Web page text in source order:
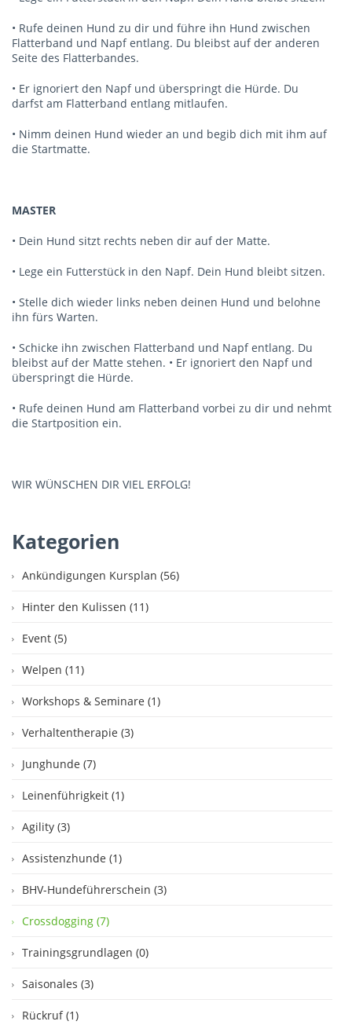
• Rufe deinen Hund zu dir und führe ihn Hund zwischen
Flatterband und Napf entlang. Du bleibst auf der anderen
Seite des Flatterbandes.
• Er ignoriert den Napf und überspringt die Hürde. Du
darfst am Flatterband entlang mitlaufen.
• Nimm deinen Hund wieder an und begib dich mit ihm auf
die Startmatte.
MASTER
• Dein Hund sitzt rechts neben dir auf der Matte.
• Lege ein Futterstück in den Napf. Dein Hund bleibt sitzen.
• Stelle dich wieder links neben deinen Hund und belohne
ihn fürs Warten.
• Schicke ihn zwischen Flatterband und Napf entlang. Du
bleibst auf der Matte stehen. • Er ignoriert den Napf und
überspringt die Hürde.
• Rufe deinen Hund am Flatterband vorbei zu dir und nehmt
die Startposition ein.
WIR WÜNSCHEN DIR VIEL ERFOLG!
Kategorien
Ankündigungen Kursplan (56)
Hinter den Kulissen (11)
Event (5)
Welpen (11)
Workshops & Seminare (1)
Verhaltentherapie (3)
Junghunde (7)
Leinenführigkeit (1)
Agility (3)
Assistenzhunde (1)
BHV-Hundeführerschein (3)
Crossdogging (7)
Trainingsgrundlagen (0)
Saisonales (3)
Rückruf (1)